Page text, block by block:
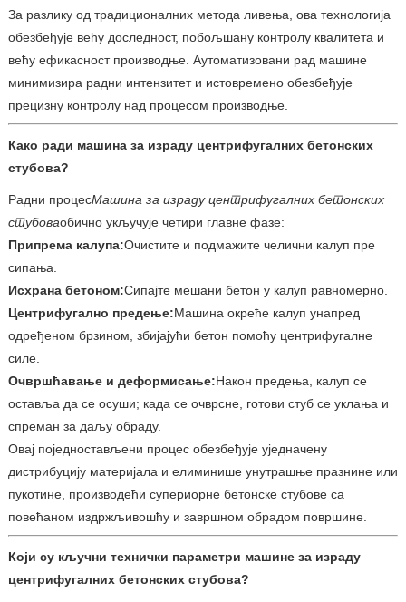
За разлику од традиционалних метода ливења, ова технологија
обезбеђује већу доследност, побољшану контролу квалитета и
већу ефикасност производње. Аутоматизовани рад машине
минимизира радни интензитет и истовремено обезбеђује
прецизну контролу над процесом производње.
Како ради машина за израду центрифугалних бетонских
стубова?
Радни процесМашина за израду центрифугалних бетонских
стубоваобично укључује четири главне фазе:
Припрема калупа:Очистите и подмажите челични калуп пре
сипања.
Исхрана бетоном:Сипајте мешани бетон у калуп равномерно.
Центрифугално предење:Машина окреће калуп унапред
одређеном брзином, збијајући бетон помоћу центрифугалне
силе.
Очвршћавање и деформисање:Након предења, калуп се
оставља да се осуши; када се очврсне, готови стуб се уклања и
спреман за даљу обраду.
Овај поједностављени процес обезбеђује уједначену
дистрибуцију материјала и елиминише унутрашње празнине или
пукотине, производећи супериорне бетонске стубове са
повећаном издржљивошћу и завршном обрадом површине.
Који су кључни технички параметри машине за израду
центрифугалних бетонских стубова?